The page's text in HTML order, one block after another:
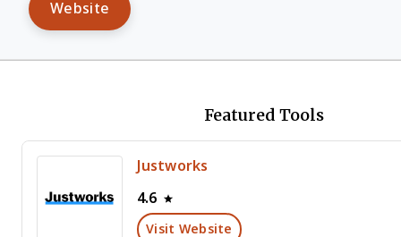
Website
Featured Tools
Justworks
4.6
Visit Website